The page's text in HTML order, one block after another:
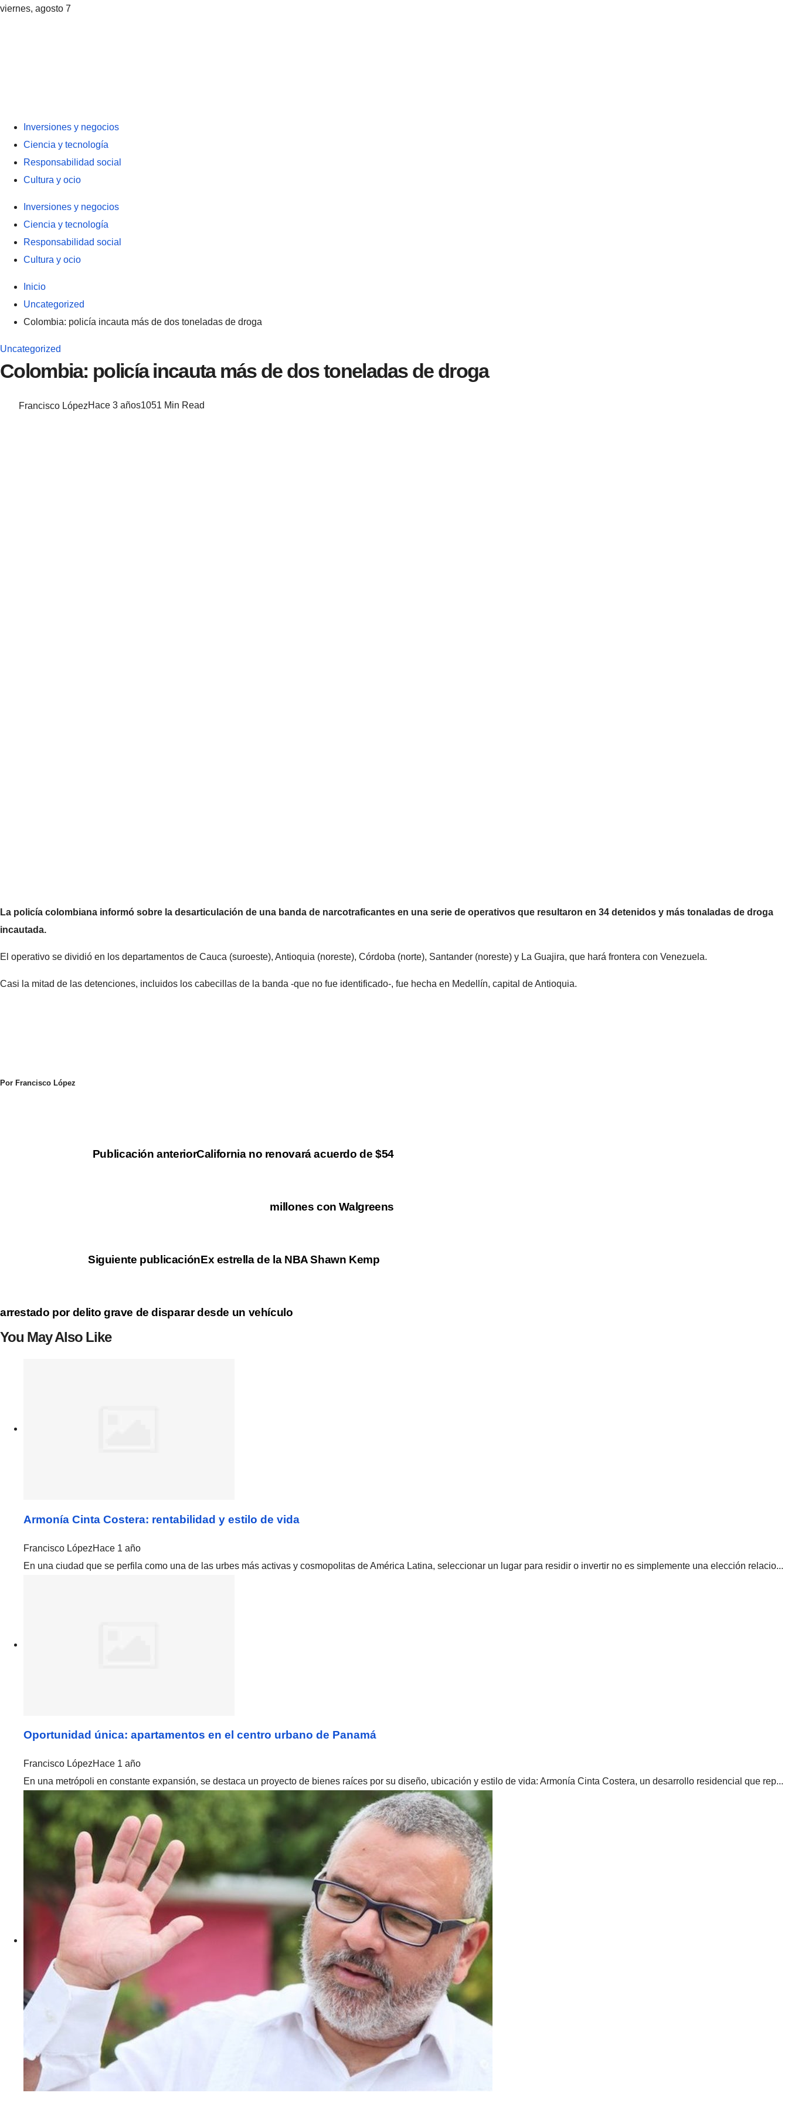
viernes, agosto 7
Inversiones y negocios
Ciencia y tecnología
Responsabilidad social
Cultura y ocio
Inversiones y negocios
Ciencia y tecnología
Responsabilidad social
Cultura y ocio
Inicio
Uncategorized
Colombia: policía incauta más de dos toneladas de droga
Uncategorized
Colombia: policía incauta más de dos toneladas de droga
Francisco LópezHace 3 años1051 Min Read
La policía colombiana informó sobre la desarticulación de una banda de narcotraficantes en una serie de operativos que resultaron en 34 detenidos y más tonaladas de droga
incautada.
El operativo se dividió en los departamentos de Cauca (suroeste), Antioquia (noreste), Córdoba (norte), Santander (noreste) y La Guajira, que hará frontera con Venezuela.
Casi la mitad de las detenciones, incluidos los cabecillas de la banda -que no fue identificado-, fue hecha en Medellín, capital de Antioquia.
Por Francisco López
Publicación anteriorCalifornia no renovará acuerdo de $54
millones con Walgreens
Siguiente publicaciónEx estrella de la NBA Shawn Kemp
arrestado por delito grave de disparar desde un vehículo
You May Also Like
Armonía Cinta Costera: rentabilidad y estilo de vida
Francisco LópezHace 1 año
En una ciudad que se perfila como una de las urbes más activas y cosmopolitas de América Latina, seleccionar un lugar para residir o invertir no es simplemente una elección relacio...
Oportunidad única: apartamentos en el centro urbano de Panamá
Francisco LópezHace 1 año
En una metrópoli en constante expansión, se destaca un proyecto de bienes raíces por su diseño, ubicación y estilo de vida: Armonía Cinta Costera, un desarrollo residencial que rep...